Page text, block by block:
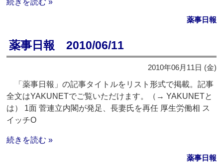
続きを読む »
薬事日報
薬事日報 2010/06/11
2010年06月11日 (金)
「薬事日報」の記事タイトルをリスト形式で掲載。記事
全文はYAKUNETでご覧いただけます。（→ YAKUNETと
は） 1面 菅連立内閣が発足、長妻氏を再任 厚生労働相 ス
イッチO
続きを読む »
薬事日報